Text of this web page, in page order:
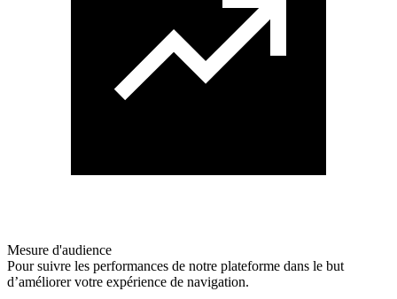
Mesure d'audience
Pour suivre les performances de notre plateforme dans le but
d’améliorer votre expérience de navigation.